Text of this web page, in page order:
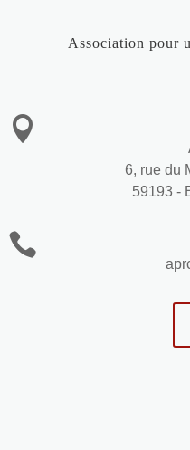
Association pour

6, rue du
59193 -
